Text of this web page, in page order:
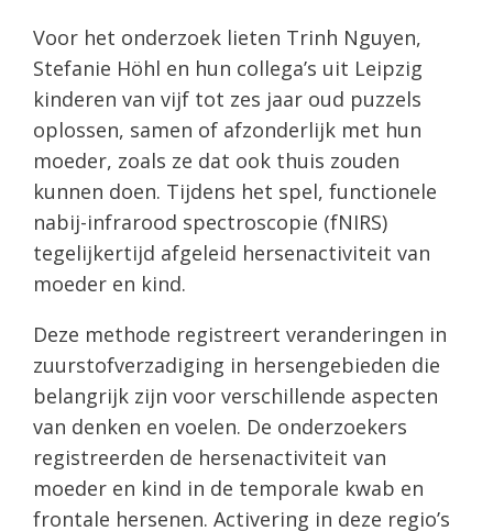
Voor het onderzoek lieten Trinh Nguyen,
Stefanie Höhl en hun collega’s uit Leipzig
kinderen van vijf tot zes jaar oud puzzels
oplossen, samen of afzonderlijk met hun
moeder, zoals ze dat ook thuis zouden
kunnen doen. Tijdens het spel, functionele
nabij-infrarood spectroscopie (fNIRS)
tegelijkertijd afgeleid hersenactiviteit van
moeder en kind.
Deze methode registreert veranderingen in
zuurstofverzadiging in hersengebieden die
belangrijk zijn voor verschillende aspecten
van denken en voelen. De onderzoekers
registreerden de hersenactiviteit van
moeder en kind in de temporale kwab en
frontale hersenen. Activering in deze regio’s